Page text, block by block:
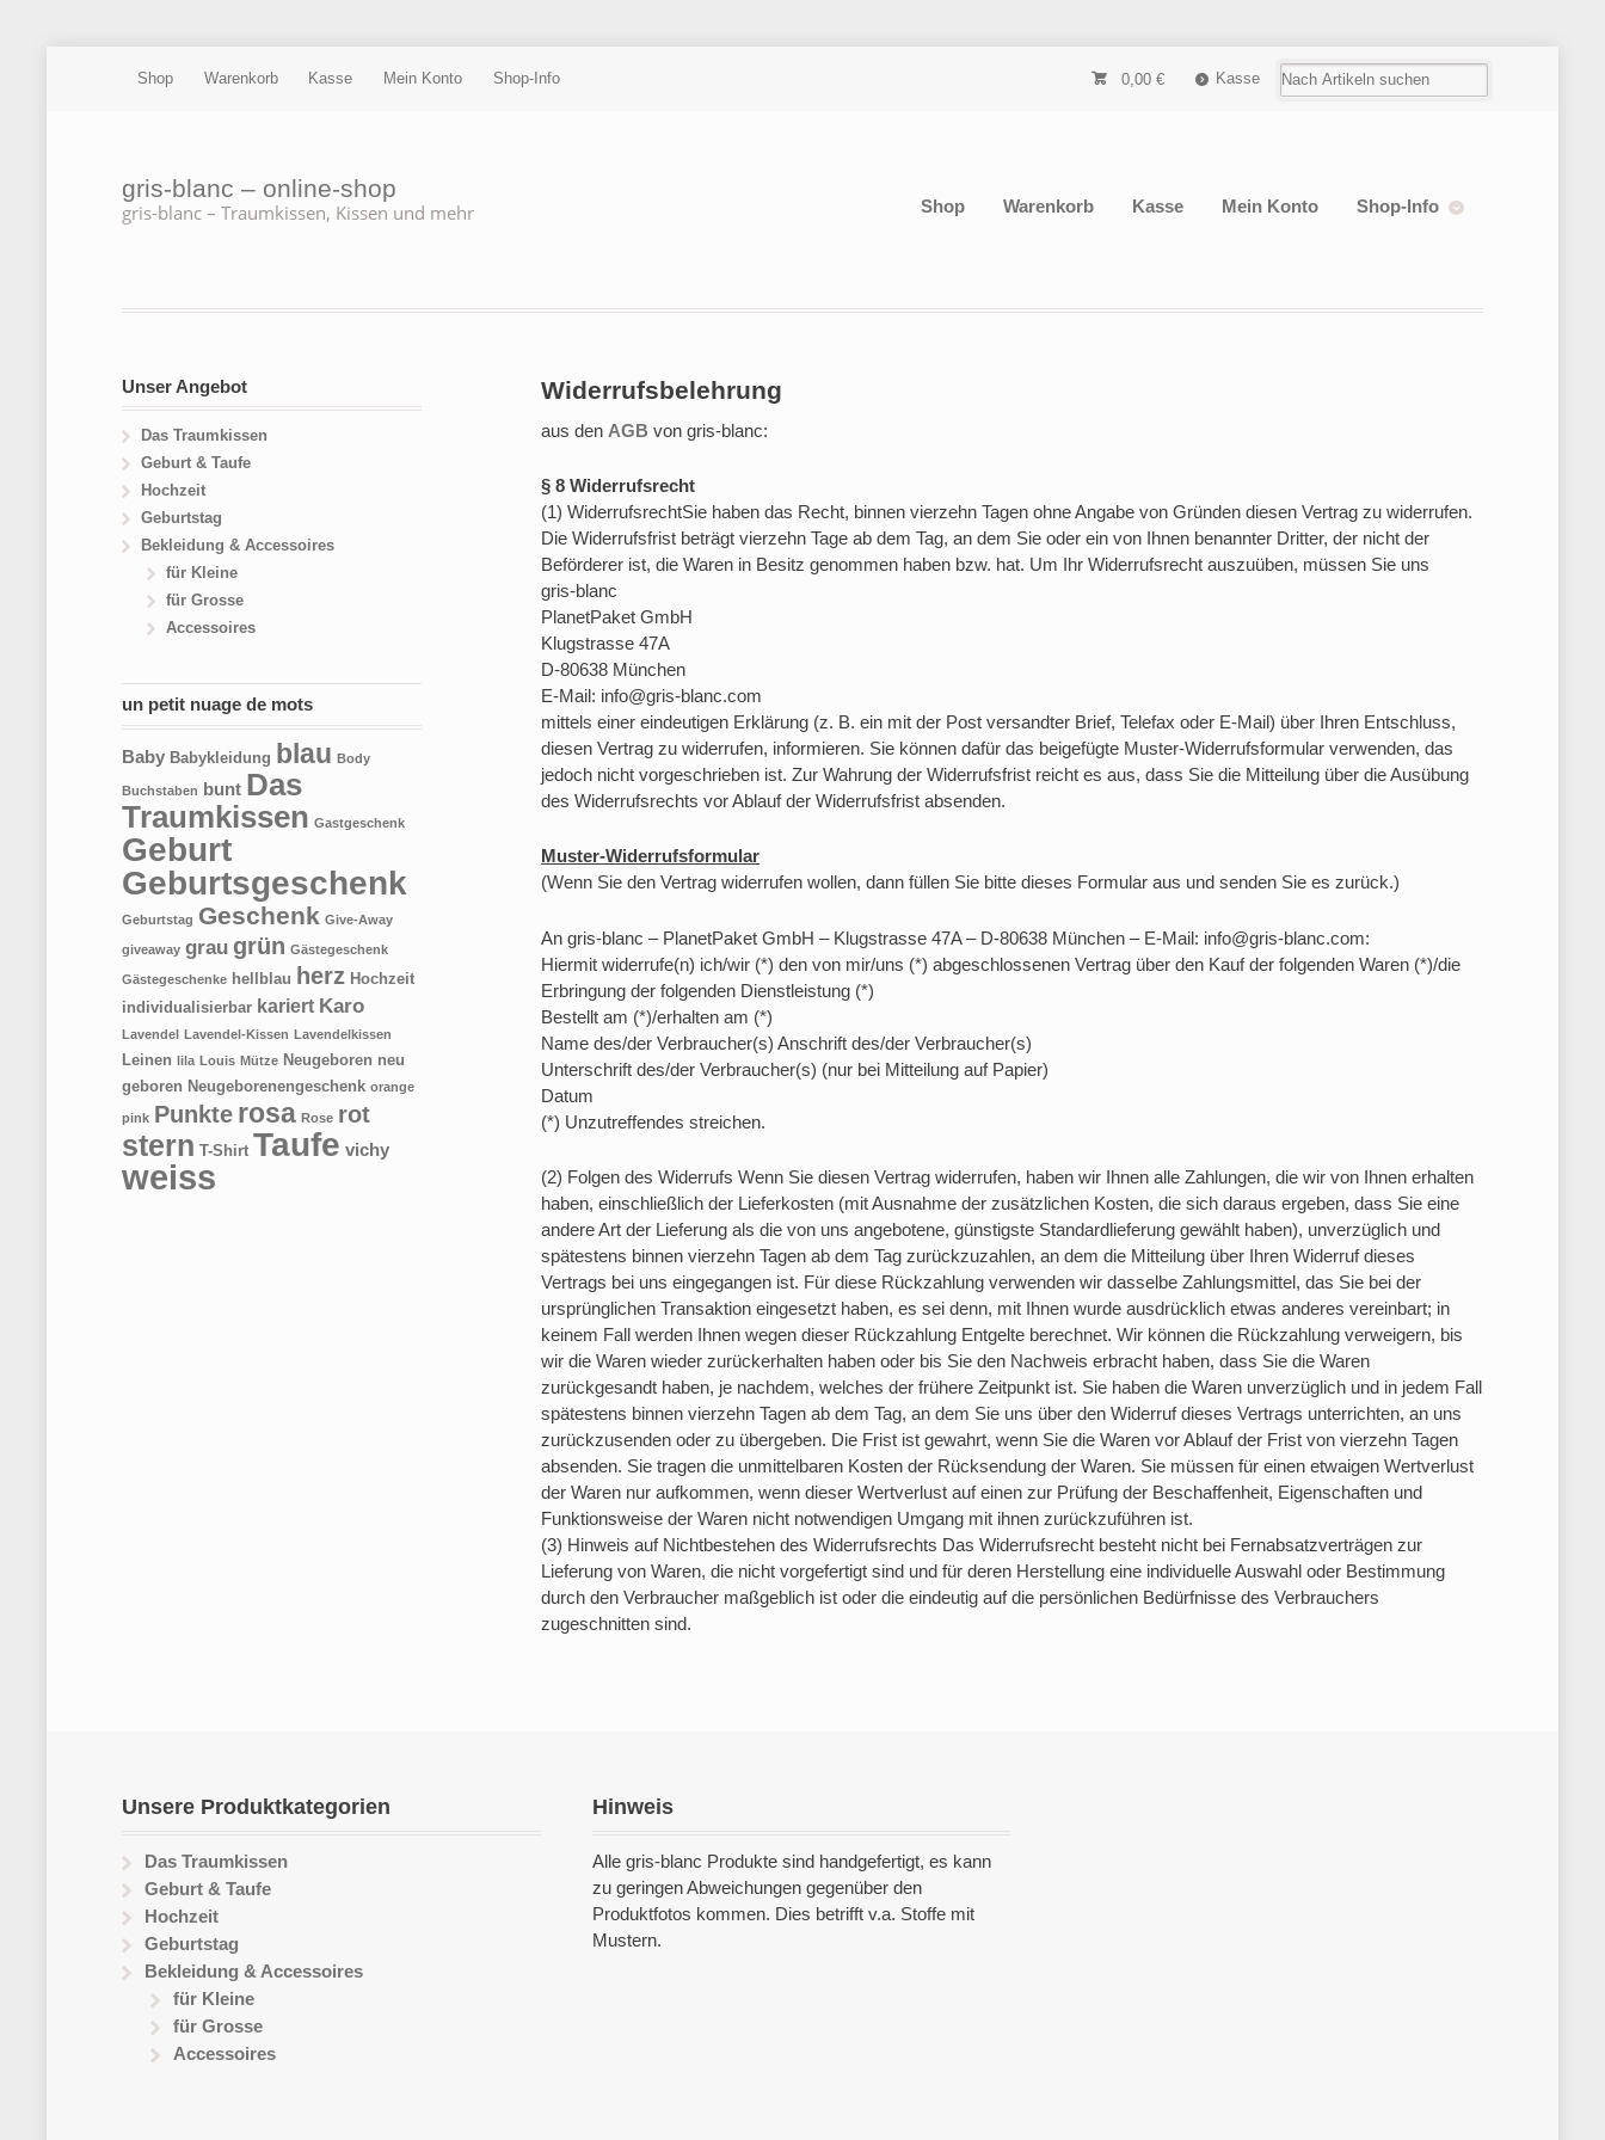
Shop Warenkorb Kasse Mein Konto Shop-Info 0,00 € Kasse
gris-blanc – online-shop
gris-blanc – Traumkissen, Kissen und mehr Shop Warenkorb Kasse Mein Konto Shop-Info
Widerrufsbelehrung
aus den AGB von gris-blanc:
§ 8 Widerrufsrecht
(1) WiderrufsrechtSie haben das Recht, binnen vierzehn Tagen ohne Angabe von Gründen diesen Vertrag zu widerrufen.
Die Widerrufsfrist beträgt vierzehn Tage ab dem Tag, an dem Sie oder ein von Ihnen benannter Dritter, der nicht der
Beförderer ist, die Waren in Besitz genommen haben bzw. hat. Um Ihr Widerrufsrecht auszuüben, müssen Sie uns
gris-blanc
PlanetPaket GmbH
Klugstrasse 47A
D-80638 München
E-Mail: info@gris-blanc.com
mittels einer eindeutigen Erklärung (z. B. ein mit der Post versandter Brief, Telefax oder E-Mail) über Ihren Entschluss,
diesen Vertrag zu widerrufen, informieren. Sie können dafür das beigefügte Muster-Widerrufsformular verwenden, das
jedoch nicht vorgeschrieben ist. Zur Wahrung der Widerrufsfrist reicht es aus, dass Sie die Mitteilung über die Ausübung
des Widerrufsrechts vor Ablauf der Widerrufsfrist absenden.
Muster-Widerrufsformular
(Wenn Sie den Vertrag widerrufen wollen, dann füllen Sie bitte dieses Formular aus und senden Sie es zurück.)
An gris-blanc – PlanetPaket GmbH – Klugstrasse 47A – D-80638 München – E-Mail: info@gris-blanc.com:
Hiermit widerrufe(n) ich/wir (*) den von mir/uns (*) abgeschlossenen Vertrag über den Kauf der folgenden Waren (*)/die
Erbringung der folgenden Dienstleistung (*)
Bestellt am (*)/erhalten am (*)
Name des/der Verbraucher(s) Anschrift des/der Verbraucher(s)
Unterschrift des/der Verbraucher(s) (nur bei Mitteilung auf Papier)
Datum
(*) Unzutreffendes streichen.
(2) Folgen des Widerrufs Wenn Sie diesen Vertrag widerrufen, haben wir Ihnen alle Zahlungen, die wir von Ihnen erhalten
haben, einschließlich der Lieferkosten (mit Ausnahme der zusätzlichen Kosten, die sich daraus ergeben, dass Sie eine
andere Art der Lieferung als die von uns angebotene, günstigste Standardlieferung gewählt haben), unverzüglich und
spätestens binnen vierzehn Tagen ab dem Tag zurückzuzahlen, an dem die Mitteilung über Ihren Widerruf dieses
Vertrags bei uns eingegangen ist. Für diese Rückzahlung verwenden wir dasselbe Zahlungsmittel, das Sie bei der
ursprünglichen Transaktion eingesetzt haben, es sei denn, mit Ihnen wurde ausdrücklich etwas anderes vereinbart; in
keinem Fall werden Ihnen wegen dieser Rückzahlung Entgelte berechnet. Wir können die Rückzahlung verweigern, bis
wir die Waren wieder zurückerhalten haben oder bis Sie den Nachweis erbracht haben, dass Sie die Waren
zurückgesandt haben, je nachdem, welches der frühere Zeitpunkt ist. Sie haben die Waren unverzüglich und in jedem Fall
spätestens binnen vierzehn Tagen ab dem Tag, an dem Sie uns über den Widerruf dieses Vertrags unterrichten, an uns
zurückzusenden oder zu übergeben. Die Frist ist gewahrt, wenn Sie die Waren vor Ablauf der Frist von vierzehn Tagen
absenden. Sie tragen die unmittelbaren Kosten der Rücksendung der Waren. Sie müssen für einen etwaigen Wertverlust
der Waren nur aufkommen, wenn dieser Wertverlust auf einen zur Prüfung der Beschaffenheit, Eigenschaften und
Funktionsweise der Waren nicht notwendigen Umgang mit ihnen zurückzuführen ist.
(3) Hinweis auf Nichtbestehen des Widerrufsrechts Das Widerrufsrecht besteht nicht bei Fernabsatzverträgen zur
Lieferung von Waren, die nicht vorgefertigt sind und für deren Herstellung eine individuelle Auswahl oder Bestimmung
durch den Verbraucher maßgeblich ist oder die eindeutig auf die persönlichen Bedürfnisse des Verbrauchers
zugeschnitten sind.
Unser Angebot
Das Traumkissen
Geburt & Taufe
Hochzeit
Geburtstag
Bekleidung & Accessoires
für Kleine
für Grosse
Accessoires
un petit nuage de mots
Baby Babykleidung blau Body
Buchstaben bunt Das
Traumkissen Gastgeschenk
Geburt
Geburtsgeschenk
Geburtstag Geschenk Give-Away
giveaway grau grün Gästegeschenk
Gästegeschenke hellblau herz Hochzeit
individualisierbar kariert Karo
Lavendel Lavendel-Kissen Lavendelkissen
Leinen lila Louis Mütze Neugeboren neu
geboren Neugeborenengeschenk orange
pink Punkte rosa Rose rot
stern T-Shirt Taufe vichy
weiss
Unsere Produktkategorien
Das Traumkissen
Geburt & Taufe
Hochzeit
Geburtstag
Bekleidung & Accessoires
für Kleine
für Grosse
Accessoires
Hinweis
Alle gris-blanc Produkte sind handgefertigt, es kann
zu geringen Abweichungen gegenüber den
Produktfotos kommen. Dies betrifft v.a. Stoffe mit
Mustern.